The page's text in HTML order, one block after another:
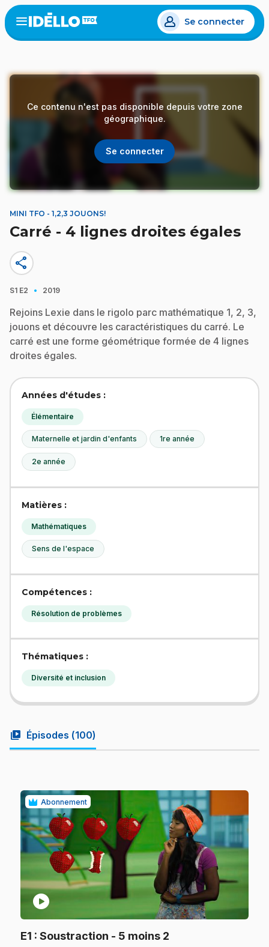
Aller
au
contenu
Open
menu
Se connecter
Ce contenu n'est pas disponible depuis votre zone
géographique.
Se connecter
MINI TFO - 1,2,3 JOUONS!
Carré - 4 lignes droites égales
share
S1 E2 · 2019
Rejoins Lexie dans le rigolo parc mathématique 1, 2, 3,
jouons et découvre les caractéristiques du carré. Le
carré est une forme géométrique formée de 4 lignes
droites égales.
Années d'études :
Élémentaire
Maternelle et jardin d'enfants 1re année
2e année
Matières :
Mathématiques
Sens de l'espace
Compétences :
Résolution de problèmes
Thématiques :
Diversité et inclusion
video_library Épisodes (100)
Abonnement
play_circle
E1 : Soustraction - 5 moins 2